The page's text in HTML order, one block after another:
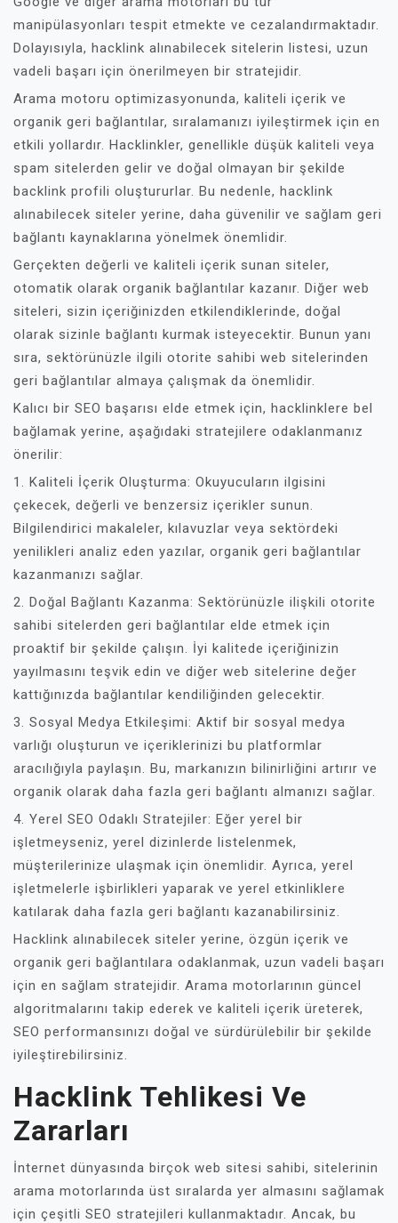
manipülasyonları tespit etmekte ve cezalandırmaktadır.
Dolayısıyla, hacklink alınabilecek sitelerin listesi, uzun
vadeli başarı için önerilmeyen bir stratejidir.
Arama motoru optimizasyonunda, kaliteli içerik ve
organik geri bağlantılar, sıralamanızı iyileştirmek için en
etkili yollardır. Hacklinkler, genellikle düşük kaliteli veya
spam sitelerden gelir ve doğal olmayan bir şekilde
backlink profili oluştururlar. Bu nedenle, hacklink
alınabilecek siteler yerine, daha güvenilir ve sağlam geri
bağlantı kaynaklarına yönelmek önemlidir.
Gerçekten değerli ve kaliteli içerik sunan siteler,
otomatik olarak organik bağlantılar kazanır. Diğer web
siteleri, sizin içeriğinizden etkilendiklerinde, doğal
olarak sizinle bağlantı kurmak isteyecektir. Bunun yanı
sıra, sektörünüzle ilgili otorite sahibi web sitelerinden
geri bağlantılar almaya çalışmak da önemlidir.
Kalıcı bir SEO başarısı elde etmek için, hacklinklere bel
bağlamak yerine, aşağıdaki stratejilere odaklanmanız
önerilir:
1. Kaliteli İçerik Oluşturma: Okuyucuların ilgisini
çekecek, değerli ve benzersiz içerikler sunun.
Bilgilendirici makaleler, kılavuzlar veya sektördeki
yenilikleri analiz eden yazılar, organik geri bağlantılar
kazanmanızı sağlar.
2. Doğal Bağlantı Kazanma: Sektörünüzle ilişkili otorite
sahibi sitelerden geri bağlantılar elde etmek için
proaktif bir şekilde çalışın. İyi kalitede içeriğinizin
yayılmasını teşvik edin ve diğer web sitelerine değer
kattığınızda bağlantılar kendiliğinden gelecektir.
3. Sosyal Medya Etkileşimi: Aktif bir sosyal medya
varlığı oluşturun ve içeriklerinizi bu platformlar
aracılığıyla paylaşın. Bu, markanızın bilinirliğini artırır ve
organik olarak daha fazla geri bağlantı almanızı sağlar.
4. Yerel SEO Odaklı Stratejiler: Eğer yerel bir
işletmeyseniz, yerel dizinlerde listelenmek,
müşterilerinize ulaşmak için önemlidir. Ayrıca, yerel
işletmelerle işbirlikleri yaparak ve yerel etkinliklere
katılarak daha fazla geri bağlantı kazanabilirsiniz.
Hacklink alınabilecek siteler yerine, özgün içerik ve
organik geri bağlantılara odaklanmak, uzun vadeli başarı
için en sağlam stratejidir. Arama motorlarının güncel
algoritmalarını takip ederek ve kaliteli içerik üreterek,
SEO performansınızı doğal ve sürdürülebilir bir şekilde
iyileştirebilirsiniz.
Hacklink Tehlikesi Ve
Zararları
İnternet dünyasında birçok web sitesi sahibi, sitelerinin
arama motorlarında üst sıralarda yer almasını sağlamak
için çeşitli SEO stratejileri kullanmaktadır. Ancak, bu